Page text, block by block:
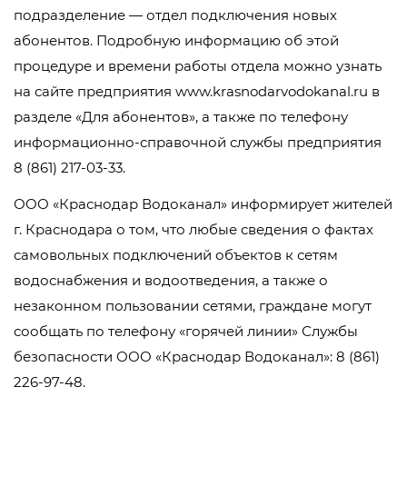
подразделение — отдел подключения новых
абонентов. Подробную информацию об этой
процедуре и времени работы отдела можно узнать
на сайте предприятия www.krasnodarvodokanal.ru в
разделе «Для абонентов», а также по телефону
информационно-справочной службы предприятия
8 (861) 217-03-33.
ООО «Краснодар Водоканал» информирует жителей
г. Краснодара о том, что любые сведения о фактах
самовольных подключений объектов к сетям
водоснабжения и водоотведения, а также о
незаконном пользовании сетями, граждане могут
сообщать по телефону «горячей линии» Службы
безопасности ООО «Краснодар Водоканал»: 8 (861)
226-97-48.